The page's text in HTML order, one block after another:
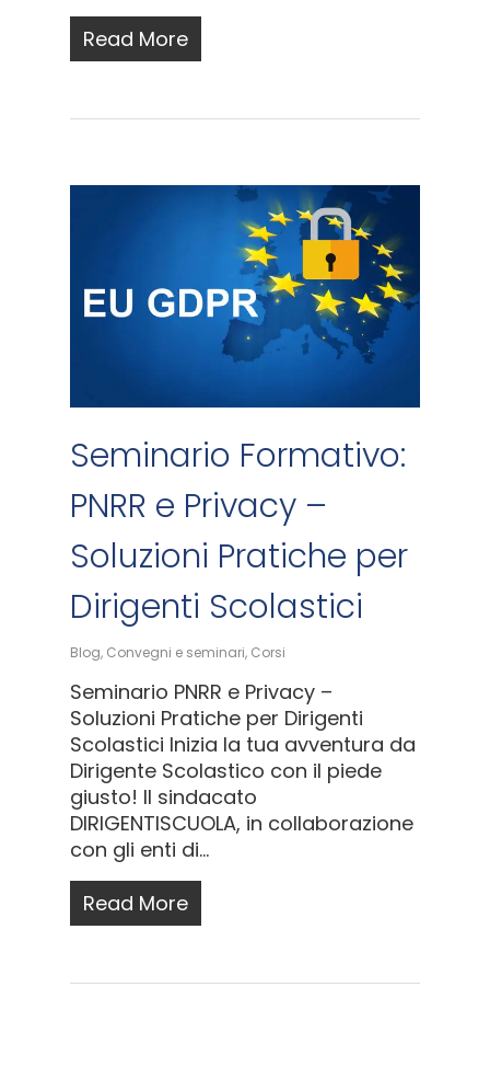
Read More
Seminario Formativo:
PNRR e Privacy –
Soluzioni Pratiche per
Dirigenti Scolastici
Blog, Convegni e seminari, Corsi
Seminario PNRR e Privacy –
Soluzioni Pratiche per Dirigenti
Scolastici Inizia la tua avventura da
Dirigente Scolastico con il piede
giusto! Il sindacato
DIRIGENTISCUOLA, in collaborazione
con gli enti di...
Read More